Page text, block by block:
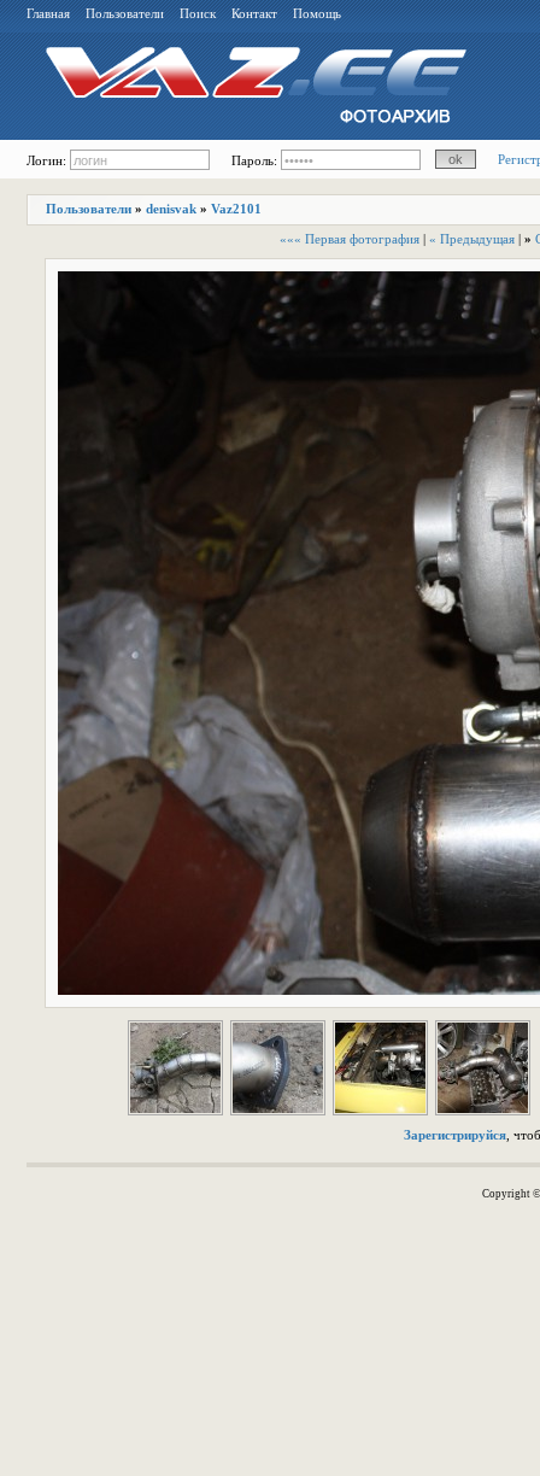
Главная Пользователи Поиск Контакт Помощь
Логин: Пароль:
Пользователи » denisvak » Vaz2101
««« Первая фотография | « Предыдущая | »
Зарегистрируйся,
Copyright